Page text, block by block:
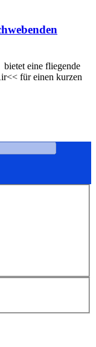
eine fliegende
für einen kurzen